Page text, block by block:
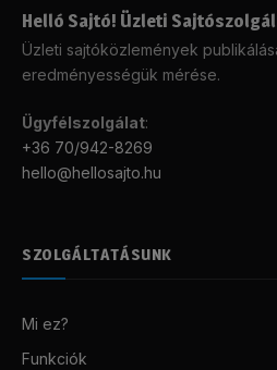
Helló Sajtó! Üzleti
Üzleti sajtóközlemények
eredményességük mérése.
Ügyfélszolgálat:
+36 70/942-8269
hello@hellosajto.hu
SZOLGÁLTATÁSUNK
Mi ez?
Funkciók